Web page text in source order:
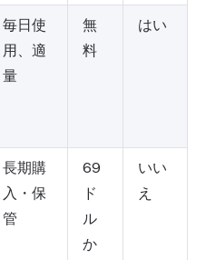
毎日使
用、適
量
無
料
はい
長期購
入・保
管
69
ド
ル
か
いい
え